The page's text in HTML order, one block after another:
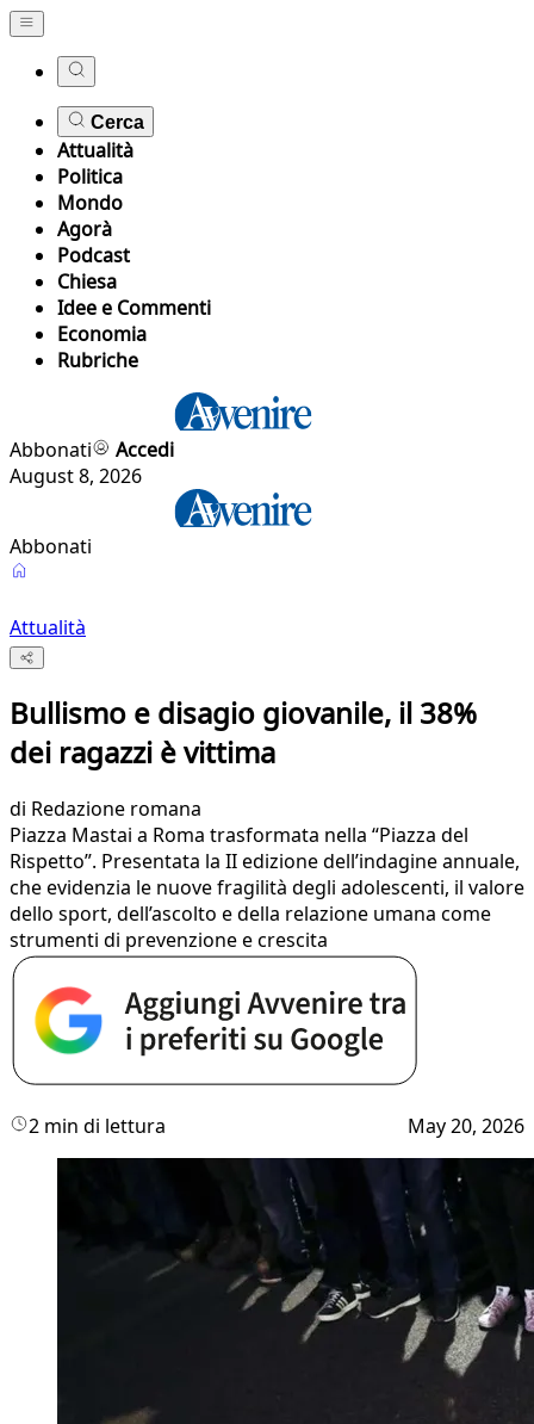
Cerca
Attualità
Politica
Mondo
Agorà
Podcast
Chiesa
Idee e Commenti
Economia
Rubriche
Abbonati
Accedi
August 8, 2026
Abbonati
Attualità
Bullismo e disagio giovanile, il 38%
dei ragazzi è vittima
di Redazione romana
Piazza Mastai a Roma trasformata nella “Piazza del
Rispetto”. Presentata la II edizione dell’indagine annuale,
che evidenzia le nuove fragilità degli adolescenti, il valore
dello sport, dell’ascolto e della relazione umana come
strumenti di prevenzione e crescita
2 min di lettura May 20, 2026